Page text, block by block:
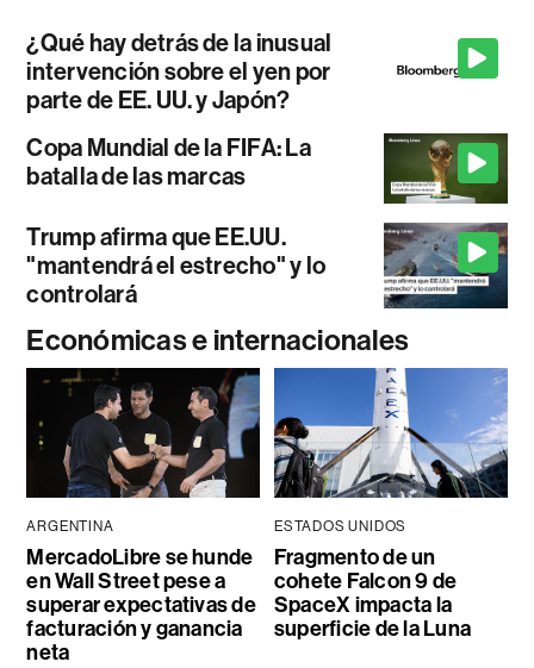
¿Qué hay detrás de la inusual
intervención sobre el yen por
parte de EE. UU. y Japón?
Copa Mundial de la FIFA: La
batalla de las marcas
Trump afirma que EE.UU.
"mantendrá el estrecho" y lo
controlará
Económicas e internacionales
ARGENTINA
MercadoLibre se hunde
en Wall Street pese a
superar expectativas de
facturación y ganancia
neta
ESTADOS UNIDOS
Fragmento de un
cohete Falcon 9 de
SpaceX impacta la
superficie de la Luna